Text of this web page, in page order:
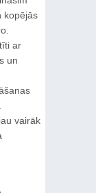
kopējās
ar
un
vairāk